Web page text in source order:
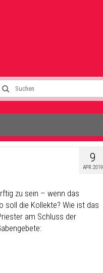
9
APR. 2019
zu sein – wenn das
soll die Kollekte? Wie ist das
am Schluss der